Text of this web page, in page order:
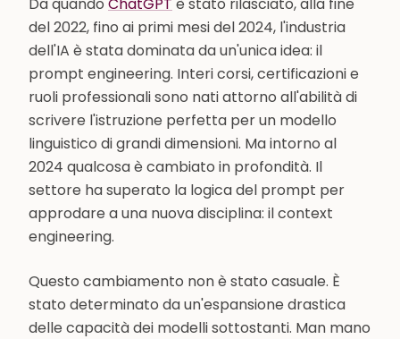
del 2022, fino ai primi mesi del 2024, l'industria
dell'IA è stata dominata da un'unica idea: il
prompt engineering. Interi corsi, certificazioni e
ruoli professionali sono nati attorno all'abilità di
scrivere l'istruzione perfetta per un modello
linguistico di grandi dimensioni. Ma intorno al
2024 qualcosa è cambiato in profondità. Il
settore ha superato la logica del prompt per
approdare a una nuova disciplina: il context
engineering.
Questo cambiamento non è stato casuale. È
stato determinato da un'espansione drastica
delle capacità dei modelli sottostanti. Man mano